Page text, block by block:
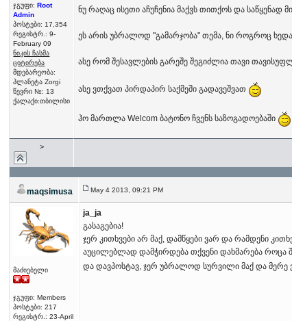
ჯგუფი:Root
Admin
პოსტები: 17,354
რეგისტრ.: 9-
February 09
ნიკის ჩასმა
ციტირება
მდებარეობა:
პლანეტა Zorgi
წევრი №: 13
ქალაქი:თბილისი
ნუ რაღაც ისეთი აჩუჩენია მაქვს თითქოს და
ეს არის უბრალოდ "გამარჯობა" თემა, ნი როგროც
ასე რომ შესავლების გარეშე შეგიძლია თავი
ასე ვთქვათ პირდაპირ საქმეში გადავეშვათ
ჰო მართლა Welcom ბატონო ჩვენს საზოგადოებაში
>
maqsimusa May 4 2013, 09:21 PM
მაძიებელი
ჯგუფი: Members
პოსტები: 217
რეგისტრ.: 23-April
ja_ja
გასაგებია!
ჯერ კითხვები არ მაქ, დამწყები ვარ და რამდენი
აუცილებლად დამჭირდება თქვენი დახმარება როცა
და დავპოსტავ, ჯერ უბრალოდ სურვილი მაქ და მერე